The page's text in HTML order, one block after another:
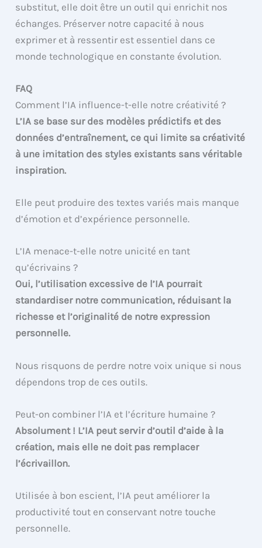
substitut, elle doit être un outil qui enrichit nos
échanges. Préserver notre capacité à nous
exprimer et à ressentir est essentiel dans ce
monde technologique en constante évolution.
FAQ
Comment l’IA influence-t-elle notre créativité ?
L’IA se base sur des modèles prédictifs et des
données d’entraînement, ce qui limite sa créativité
à une imitation des styles existants sans véritable
inspiration.
Elle peut produire des textes variés mais manque
d’émotion et d’expérience personnelle.
L’IA menace-t-elle notre unicité en tant
qu’écrivains ?
Oui, l’utilisation excessive de l’IA pourrait
standardiser notre communication, réduisant la
richesse et l’originalité de notre expression
personnelle.
Nous risquons de perdre notre voix unique si nous
dépendons trop de ces outils.
Peut-on combiner l’IA et l’écriture humaine ?
Absolument ! L’IA peut servir d’outil d’aide à la
création, mais elle ne doit pas remplacer
l’écrivaillon.
Utilisée à bon escient, l’IA peut améliorer la
productivité tout en conservant notre touche
personnelle.